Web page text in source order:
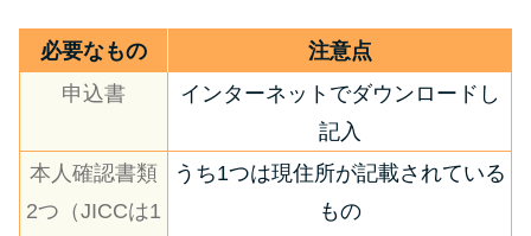
必要なもの
注意点
申込書
インターネットでダウンロードし
記入
本人確認書類
2つ（JICCは1
うち1つは現住所が記載されている
もの